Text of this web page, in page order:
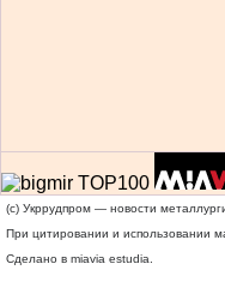
(c) Укррудпром — новости
При цитировании и использовании
Сделано в miavia estudia.